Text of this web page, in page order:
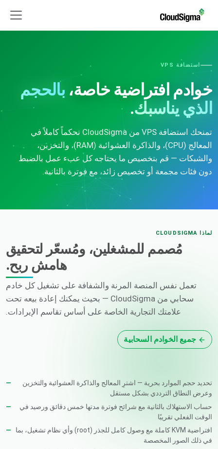
استضافة VPS
خوادم افتراضية خاصة، بالحجم
الذي يناسبك.
تمنحك استضافة VPS من CloudSigma تحكماً كاملاً في
المعالج (CPU)، والذاكرة العشوائية (RAM)، والتخزين،
والشبكات — قم بتخصيص ما يحتاجه كل عبء عمل بالضبط
دون فئات مجمعة أو تخصيص زائد، مع فوترة بالثانية.
لماذا CLOUDSIGMA
مُصمم للمشغلين، ومُسعّر لتحقيق
هامش ربح.
تعمل نفس المنصة المرنة والشفافة على تشغيل كل خادم
سحابي من CloudSigma — بحيث يمكنك إعادة بيعه تحت
علامتك التجارية الخاصة على أساس تقاسم الإيرادات.
جميع الخوادم السحابية
تحديد حجم الموارد بحرية — اشترِ المعالج والذاكرة العشوائية والتخزين
وعرض النطاق الترددي بشكل مستقل
حساب الاستهلاك بالثانية مع شرائح فوترة مدتها خمس دقائق ورصيد في
الوقت الفعلي تقريبًا
افتراضية KVM كاملة مع وصول كامل للجذر (root) وأي نظام تشغيل، بما
في ذلك الصور المخصصة